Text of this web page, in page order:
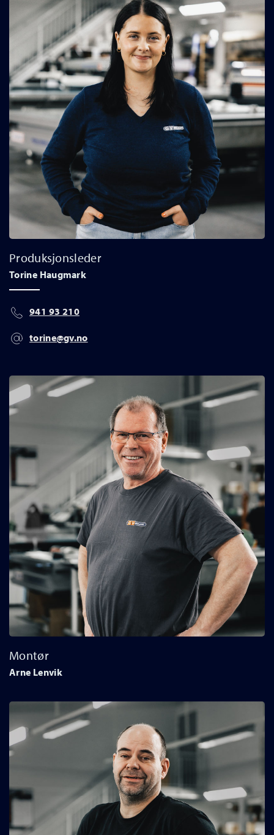
Produksjonsleder
Torine Haugmark
941 93 210
torine@gv.no
Montør
Arne Lenvik